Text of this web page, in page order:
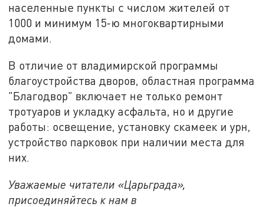
населенные пункты с числом жителей от
1000 и минимум 15-ю многоквартирными
домами.
В отличие от владимирской программы
благоустройства дворов, областная программа
"Благодвор" включает не только ремонт
тротуаров и укладку асфальта, но и другие
работы: освещение, установку скамеек и урн,
устройство парковок при наличии места для
них.
Уважаемые читатели «Царьграда»,
присоединяйтесь к нам в